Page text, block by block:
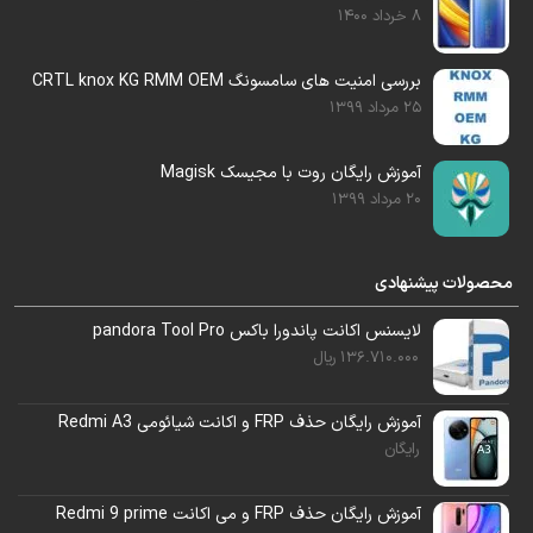
نرم افزارچیمرارا باز کنید.
گوشی را توسط تست پوینت بالا وصل کنید.
بعد از اتصال گوشی ، منتظر باشید تا گوشی در
حالتEUBتوسط چیمرا شناسایی شود.
8 خرداد 1400
بررسی امنیت های سامسونگ CRTL knox KG RMM OEM
25 مرداد 1399
آموزش رایگان روت با مجیسک Magisk
20 مرداد 1399
محصولات پیشنهادی
لایسنس اکانت پاندورا باکس pandora Tool Pro
136.710.000 ریال
آموزش رایگان حذف FRP و اکانت شیائومی Redmi A3
رایگان
آموزش رایگان حذف FRP و می اکانت Redmi 9 prime